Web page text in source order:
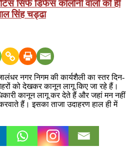
सिर्फ डिफेंस कॉलोनी वालों को ही
सिंह चड्ढा
नगर निगम की कार्यशैली का स्तर दिन-
को देखकर कानून लागू किए जा रहे हैं।
कानून लागू कर देते हैं और जहां मन नहीं
हैं। इसका ताजा उदाहरण हाल ही में